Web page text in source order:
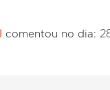
comentou no dia: